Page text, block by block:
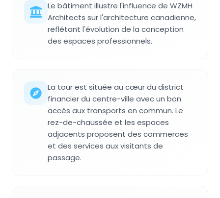
Le bâtiment illustre l'influence de WZMH
Architects sur l'architecture canadienne,
reflétant l'évolution de la conception
des espaces professionnels.
La tour est située au cœur du district
financier du centre-ville avec un bon
accès aux transports en commun. Le
rez-de-chaussée et les espaces
adjacents proposent des commerces
et des services aux visitants de
passage.